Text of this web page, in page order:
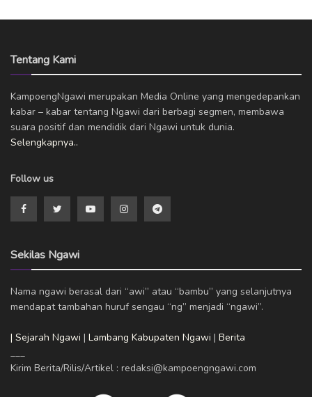
Tentang Kami
KampoengNgawi merupakan Media Online yang mengedepankan
kabar – kabar tentang Ngawi dari berbagi segmen, membawa
suara positif dan mendidik dari Ngawi untuk dunia.
Selengkapnya..
Follow us
Sekilas Ngawi
Nama ngawi berasal dari “awi” atau “bambu” yang selanjutnya
mendapat tambahan huruf sengau “ng” menjadi “ngawi”.
| Sejarah Ngawi | Lambang Kabupaten Ngawi | Berita
Kirim Berita/Rilis/Artikel : redaksi@kampoengngawi.com